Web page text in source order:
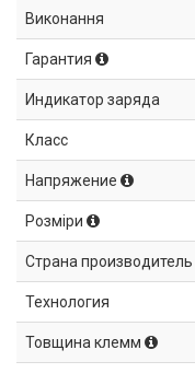
Виконання
Гарантия
Индикатор заряда
Класс
Напряжение
Розміри
Страна производитель
Технология
Товщина клемм